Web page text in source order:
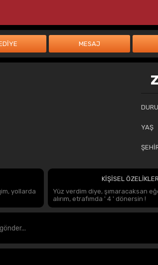
YAŞ
yollarda
KİŞİSEL
Yüz verdim diye, şımaracaksan
alırım, etrafımda ' 4 ' dönersin !